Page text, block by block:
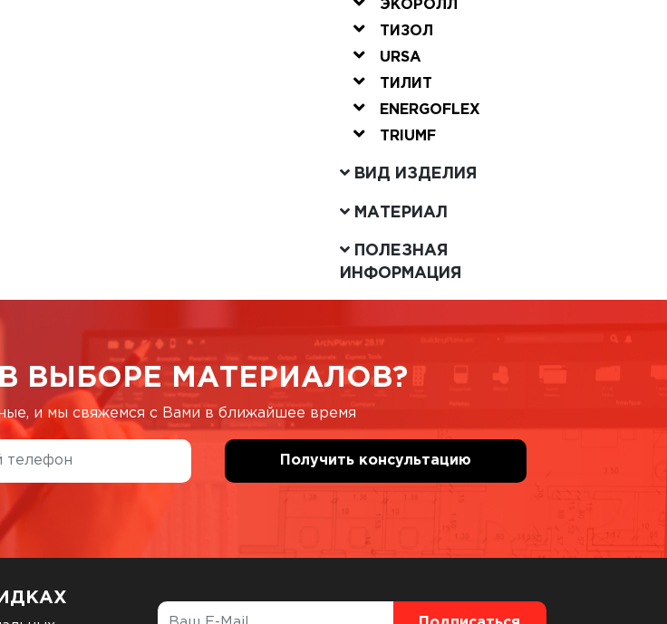
ЭКОРОЛЛ
ТИЗОЛ
URSA
ТИЛИТ
ENERGOFLEX
TRIUMF
ВИД ИЗДЕЛИЯ
МАТЕРИАЛ
ПОЛЕЗНАЯ
ИНФОРМАЦИЯ
ВЫБОРЕ МАТЕРИАЛОВ?
и мы свяжемся с Вами в ближайшее время